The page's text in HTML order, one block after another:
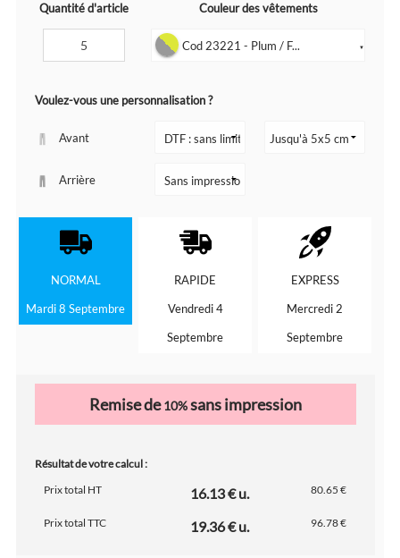
Quantité d'article Couleur des vêtements
Cod 23221 - Plum / F... ▼
Voulez-vous une personnalisation ?
Avant
Arrière
NORMAL
Mardi 8 Septembre
RAPIDE
Vendredi 4
Septembre
EXPRESS
Mercredi 2
Septembre
Remise de10%sans impression
Résultat de votre calcul :
Prix total HT
16.13 € u. 80.65 €
Prix total TTC 19.36 € u. 96.78 €